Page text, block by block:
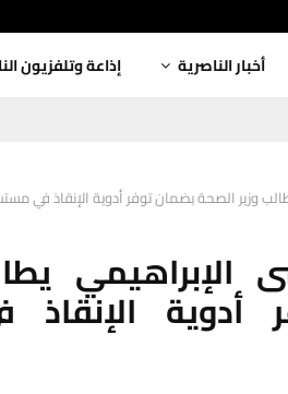
أخبار الناصرية إذاعة وتلفزيون
وزير الصحة بضمان توفر أدوية الإنقاذ في
الإبراهيمي
أدوية